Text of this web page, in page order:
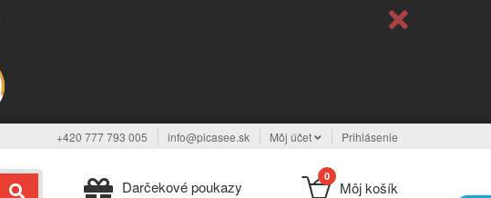
+420 777 793 005 info@picasee.sk Môj účet Prihlásenie
Darčekové poukazy
0
Môj košík